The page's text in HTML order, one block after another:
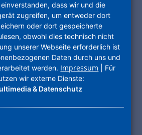
finden im Mai
unter dem
statt. Städte und
über ihre Projekte,
– und bieten an, an der
Lebensumfeldes
nehmen mehr als 30
rund 20 davon ist die
Nassauische
dass wir und die
zugreifen, um entweder dort
oder dort gespeicherte
obwohl dies technisch nicht
unserer Webseite erforderlich ist
Daten durch uns und
werden. Impressum | Für
wir externe Dienste:
& Datenschutz